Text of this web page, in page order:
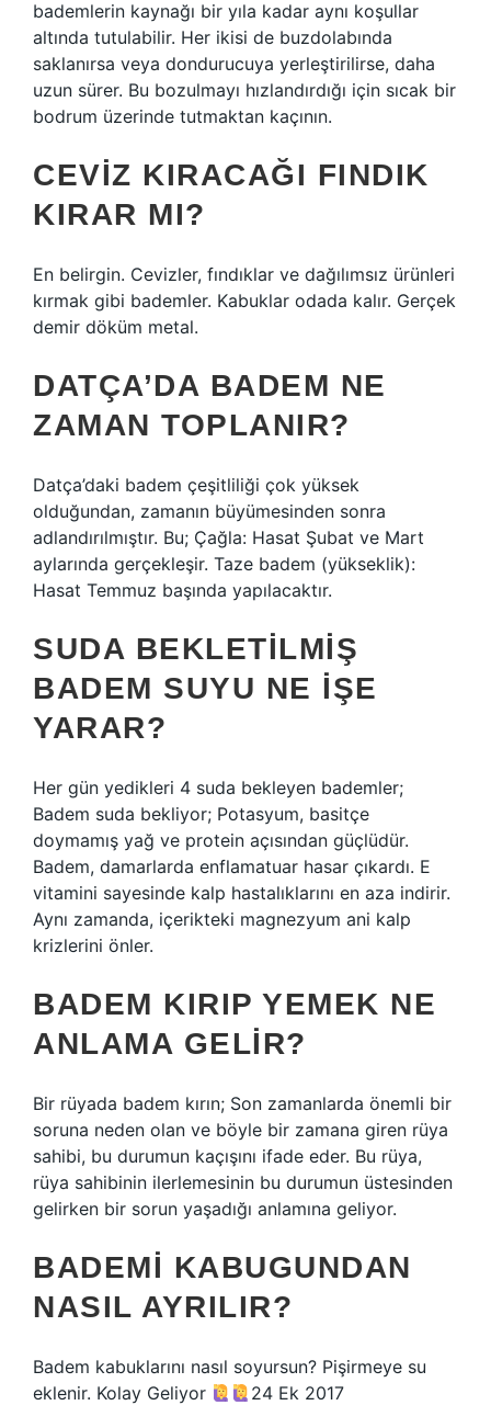
bademlerin kaynağı bir yıla kadar aynı koşullar
altında tutulabilir. Her ikisi de buzdolabında
saklanırsa veya dondurucuya yerleştirilirse, daha
uzun sürer. Bu bozulmayı hızlandırdığı için sıcak bir
bodrum üzerinde tutmaktan kaçının.
CEVIZ KIRACAĞI FINDIK
KIRAR MI?
En belirgin. Cevizler, fındıklar ve dağılımsız ürünleri
kırmak gibi bademler. Kabuklar odada kalır. Gerçek
demir döküm metal.
DATÇA’DA BADEM NE
ZAMAN TOPLANIR?
Datça’daki badem çeşitliliği çok yüksek
olduğundan, zamanın büyümesinden sonra
adlandırılmıştır. Bu; Çağla: Hasat Şubat ve Mart
aylarında gerçekleşir. Taze badem (yükseklik):
Hasat Temmuz başında yapılacaktır.
SUDA BEKLETILMIŞ
BADEM SUYU NE IŞE
YARAR?
Her gün yedikleri 4 suda bekleyen bademler;
Badem suda bekliyor; Potasyum, basitçe
doymamış yağ ve protein açısından güçlüdür.
Badem, damarlarda enflamatuar hasar çıkardı. E
vitamini sayesinde kalp hastalıklarını en aza indirir.
Aynı zamanda, içerikteki magnezyum ani kalp
krizlerini önler.
BADEM KIRIP YEMEK NE
ANLAMA GELIR?
Bir rüyada badem kırın; Son zamanlarda önemli bir
soruna neden olan ve böyle bir zamana giren rüya
sahibi, bu durumun kaçışını ifade eder. Bu rüya,
rüya sahibinin ilerlemesinin bu durumun üstesinden
gelirken bir sorun yaşadığı anlamına geliyor.
BADEMI KABUGUNDAN
NASIL AYRILIR?
Badem kabuklarını nasıl soyursun? Pişirmeye su
eklenir. Kolay Geliyor
24 Ek 2017